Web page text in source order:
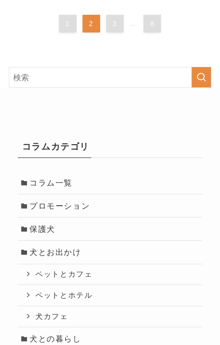
1 2 3 8
コラムカテゴリ
コラム一覧
プロモーション
保護犬
犬とお出かけ
ペットとカフェ
ペットとホテル
犬カフェ
犬との暮らし